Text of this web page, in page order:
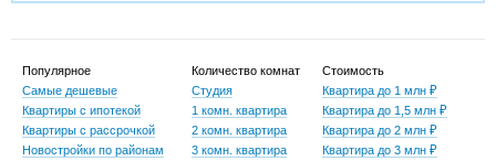
Популярное
Самые дешевые
Квартиры с ипотекой
Квартиры с рассрочкой
Новостройки по районам
Количество комнат
Студия
1 комн. квартира
2 комн. квартира
3 комн. квартира
Стоимость
Квартира до 1 млн ₽
Квартира до 1,5 млн ₽
Квартира до 2 млн ₽
Квартира до 3 млн ₽